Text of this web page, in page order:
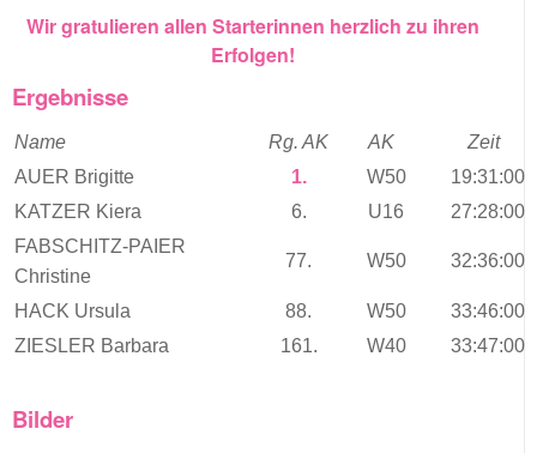
Wir gratulieren allen Starterinnen herzlich zu ihren
Erfolgen!
Ergebnisse
Name Rg. AK AK
Zeit
AUER Brigitte
1. W50
19:31:00
KATZER Kiera
6. U16
27:28:00
FABSCHITZ-PAIER
Christine
77. W50 32:36:00
HACK Ursula 88. W50
33:46:00
ZIESLER Barbara
161. W40 33:47:00
Bilder